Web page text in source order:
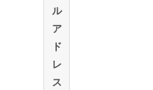
ル
ア
ド
レ
ス